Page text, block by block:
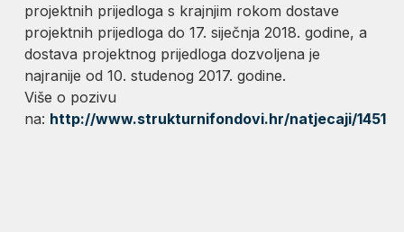
projektnih prijedloga s krajnjim rokom dostave
projektnih prijedloga do 17. siječnja 2018. godine, a
dostava projektnog prijedloga dozvoljena je
najranije od 10. studenog 2017. godine.
Više o pozivu
na: http://www.strukturnifondovi.hr/natjecaji/1451